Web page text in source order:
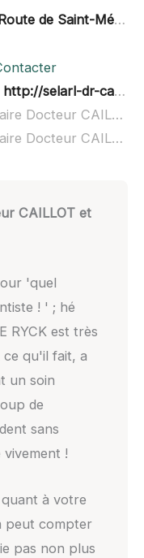
Saint-Médard, 33160 Saint-Aubin-de-Médoc
http://selarl-dr-caillot-alexandre.chirurgiens-dentistes.fr/
Clinique Dentaire Docteur CAILLOT et Dr DE RYCK à domicile :
Clinique Dentaire Docteur CAILLOT et Dr DE RYCK ouvert dimanche :
CAILLOT et
'quel
! ' ; hé
RYCK est très
qu'il fait, a
un soin
de
sans
!
à votre
peut compter
pas non plus